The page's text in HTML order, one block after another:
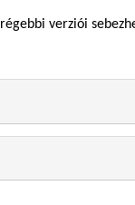
verziói